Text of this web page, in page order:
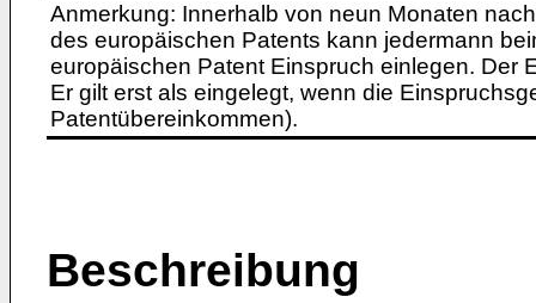
Anmerkung: Innerhalb von neun Monaten
des europäischen Patents kann jedermann
europäischen Patent Einspruch einlegen. Der
Er gilt erst als eingelegt, wenn die
Patentübereinkommen).
Beschreibung